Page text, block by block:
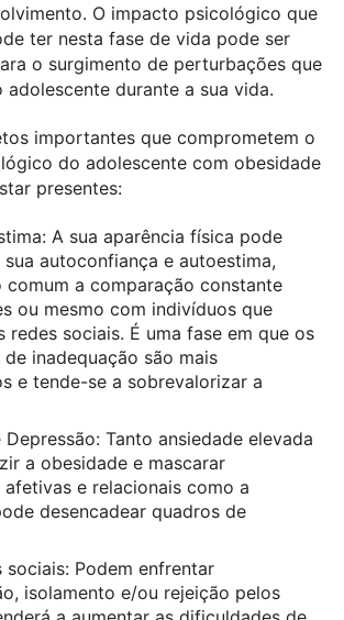
O impacto psicológico que
ter nesta fase de vida pode ser
o surgimento de perturbações que
durante a sua vida.
importantes que comprometem o
do adolescente com obesidade
presentes:
A sua aparência física pode
autoconfiança e autoestima,
comum a comparação constante
ou mesmo com indivíduos que
redes sociais. É uma fase em que os
inadequação são mais
e tende-se a sobrevalorizar a
Depressão: Tanto ansiedade elevada
a obesidade e mascarar
e relacionais como a
desencadear quadros de
sociais: Podem enfrentar
isolamento e/ou rejeição pelos